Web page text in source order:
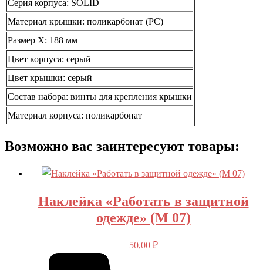
Серия корпуса: SOLID
Материал крышки: поликарбонат (РС)
Размер Х: 188 мм
Цвет корпуса: серый
Цвет крышки: серый
Состав набора: винты для крепления крышки
Материал корпуса: поликарбонат
Возможно вас заинтересуют товары:
Наклейка «Работать в защитной
одежде» (M 07)
50,00 ₽